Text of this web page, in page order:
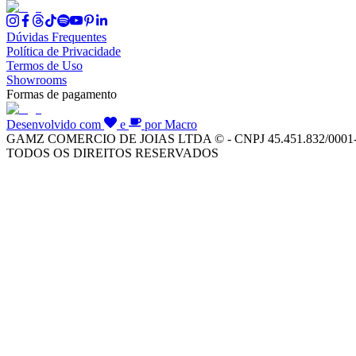
Dúvidas Frequentes
Política de Privacidade
Termos de Uso
Showrooms
Formas de pagamento
Desenvolvido com e
por Macro
GAMZ COMERCIO DE JOIAS LTDA © - CNPJ 45.451.832/
TODOS OS DIREITOS RESERVADOS